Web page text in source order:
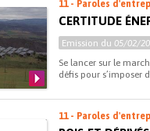
11 - Paroles
CERTITUDE
Emission du 05/02/
Se lancer sur le
défis pour s’imposer
11 - Paroles